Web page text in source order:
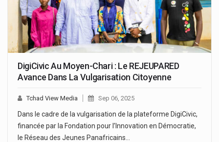
DigiCivic Au Moyen-Chari : Le REJEUPARED
Avance Dans La Vulgarisation Citoyenne
Tchad View Media Sep 06, 2025
Dans le cadre de la vulgarisation de la plateforme DigiCivic,
financée par la Fondation pour l’Innovation en Démocratie,
le Réseau des Jeunes Panafricains…